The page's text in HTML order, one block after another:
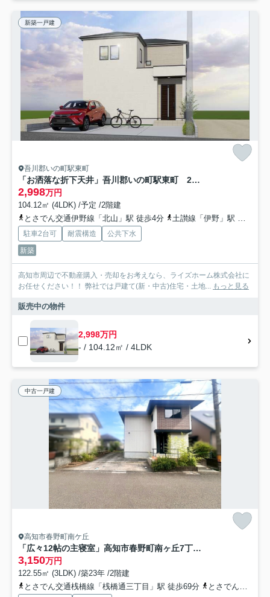
新築一戸建
吾川郡いの町駅東町
「お洒落な折下天井」吾川郡いの町駅東町 2期3棟2号棟 新築一戸建て
2,998万円
104.12㎡ (4LDK) /予定 /2階建
とさでん交通伊野線「北山」駅 徒歩4分
土讃線「伊野」駅 徒歩9分
駐車2台可 耐震構造
公共下水
新築
高知市周辺で不動産購入・売却をお考えなら、ライズホーム株式会社に
お任せください！！ 弊社では戸建て(新・中古)住宅・土地... もっと見る
販売中の物件
2,998万円
- / 104.12㎡ / 4LDK
中古一戸建
高知市春野町南ケ丘
「広々12帖の主寝室」高知市春野町南ヶ丘7丁目 中古一戸建て
3,150万円
122.55㎡ (3LDK) /築23年 /2階建
とさでん交通桟橋線「桟橋通三丁目」駅 徒歩69分
とさでん交通「南ニュータウン七丁目」バス停下車 徒歩2分